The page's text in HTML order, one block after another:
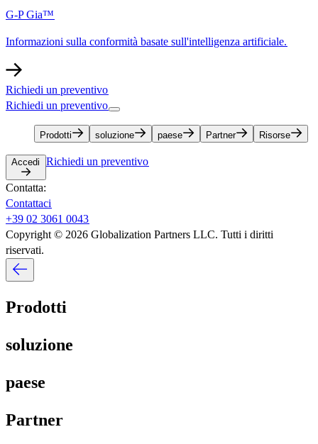
G-P Gia™​​
Informazioni sulla conformità basate sull'intelligenza artificiale.​​
Richiedi un preventivo​​
Richiedi un preventivo​​
Prodotti​​ soluzione​​ paese​​ Partner​​ Risorse​​
Accedi​​ Richiedi un preventivo​​
Contatta:​​
Contattaci​​
+39 02 3061 0043​​
Copyright © 2026 Globalization Partners LLC. Tutti i diritti
riservati.​​
Prodotti​​
soluzione​​
paese​​
Partner​​